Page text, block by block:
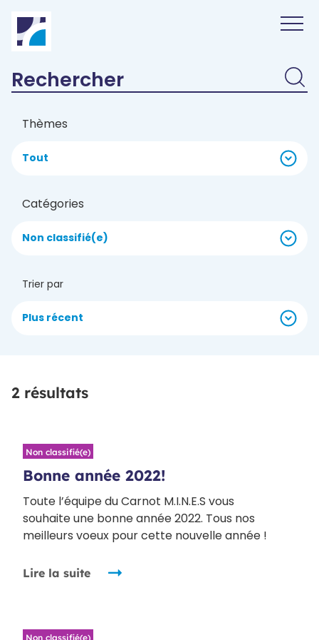
Thèmes
Tout
Catégories
Non classifié(e)
Trier par
Plus récent
2 résultats
Non classifié(e)
Bonne année 2022!
Toute l’équipe du Carnot M.I.N.E.S vous
souhaite une bonne année 2022. Tous nos
meilleurs voeux pour cette nouvelle année !
Lire la suite
Non classifié(e)